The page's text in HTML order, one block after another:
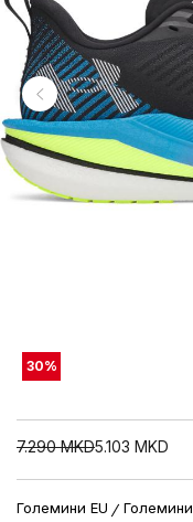
30%
7.290 MKD5.103 MKD
Големини EU Големини